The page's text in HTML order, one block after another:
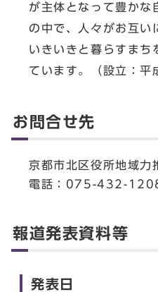
が主体となって豊かな
の中で、人々がお互い
いきいきと暮らすまち
ています。（設立：平
お問合せ先
京都市北区役所地域力
電話：075-432-
報道発表資料等
発表日